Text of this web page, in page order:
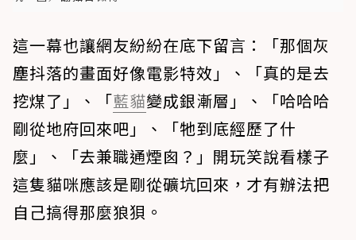
這一幕也讓網友紛紛在底下留言：「那個灰
塵抖落的畫面好像電影特效」、「真的是去
挖煤了」、「藍貓變成銀漸層」、「哈哈哈
剛從地府回來吧」、「牠到底經歷了什
麼」、「去兼職通煙囪？」開玩笑說看樣子
這隻貓咪應該是剛從礦坑回來，才有辦法把
自己搞得那麼狼狽。